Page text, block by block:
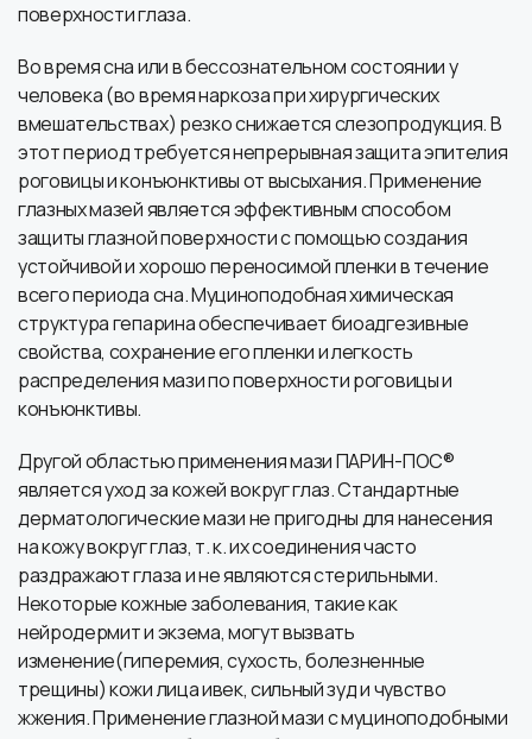
поверхности глаза.
Во время сна или в бессознательном состоянии у
человека (во время наркоза при хирургических
вмешательствах) резко снижается слезопродукция. В
этот период требуется непрерывная защита эпителия
роговицы и конъюнктивы от высыхания. Применение
глазных мазей является эффективным способом
защиты глазной поверхности с помощью создания
устойчивой и хорошо переносимой пленки в течение
всего периода сна. Муциноподобная химическая
структура гепарина обеспечивает биоадгезивные
свойства, сохранение его пленки и легкость
распределения мази по поверхности роговицы и
конъюнктивы.
Другой областью применения мази ПАРИН-ПОС®
является уход за кожей вокруг глаз. Стандартные
дерматологические мази не пригодны для нанесения
на кожу вокруг глаз, т. к. их соединения часто
раздражают глаза и не являются стерильными.
Некоторые кожные заболевания, такие как
нейродермит и экзема, могут вызвать
изменение(гиперемия, сухость, болезненные
трещины) кожи лица ивек, сильный зуд и чувство
жжения. Применение глазной мази с муциноподобными